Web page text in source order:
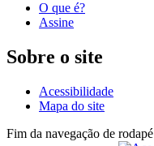
O que é?
Assine
Sobre o site
Acessibilidade
Mapa do site
Fim da navegação de rodapé